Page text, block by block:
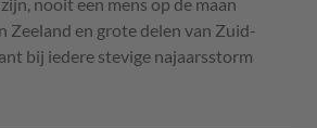
Zeeland en grote delen van Zuid-
bij iedere stevige najaarsstorm